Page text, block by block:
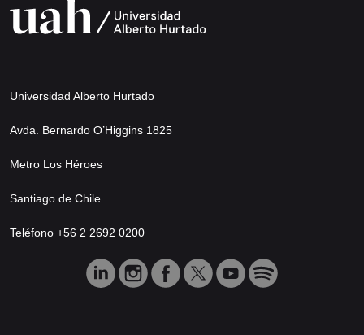
Universidad Alberto Hurtado
Avda. Bernardo O’Higgins 1825
Metro Los Héroes
Santiago de Chile
Teléfono +56 2 2692 0200